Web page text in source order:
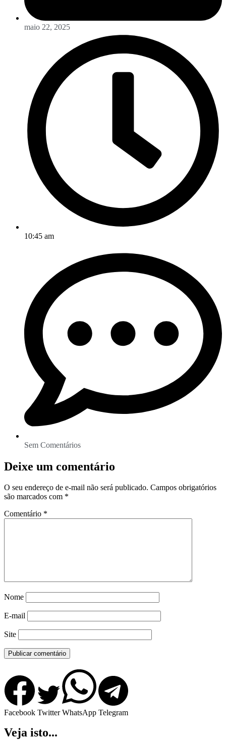
maio 22, 2025
10:45 am
Sem Comentários
Deixe um comentário
O seu endereço de e-mail não será publicado. Campos obrigatórios
são marcados com *
Comentário *
Nome
E-mail
Site
Facebook Twitter WhatsApp Telegram
Veja isto...